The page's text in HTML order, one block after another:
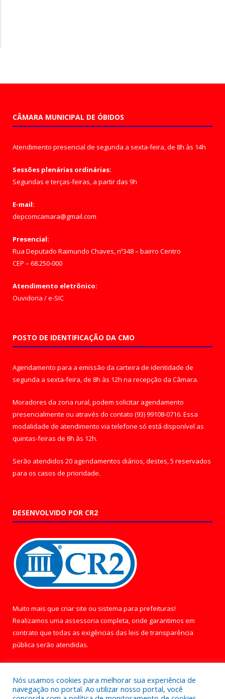
CÂMARA MUNICIPAL DE ÓBIDOS
Atendimento presencial de segunda a sexta-feira, de 8h às 14h
Sessões plenárias ordinárias:
Segundas e terças-feiras, a partir das 9h
E-mail:
depcomcamara@gmail.com
Presencial:
Rua Deputado Raimundo Chaves, nº348 – bairro Centro
CEP – 68.250-000
Atendimento eletrônico:
Ouvidoria /e-SIC
POSTO DE IDENTIFICAÇÃO DA CMO
Agendamento para a emissão da carteira de identidade de
segunda a sexta-feira, de 8h às 12h na recepção da Câmara.
Moradores da zona rural, podem solicitar agendamento
presencialmente ou através do contato (93) 99108-0716. Essa
modalidade de atendimento via telefone só está disponível as
quintas-feiras de 8h às 12h.
Serão atendidos 20 agendamentos diários, destes, 5 reservados
para os casos de prioridade.
DESENVOLVIDO POR CR2
Muito mais que criar site ou sistema para prefeituras!
Realizamos uma assessoria completa, onde garantimos em
contrato que todas as exigências das leis de transparência
pública serão atendidas.
Nós usamos cookies para melhorar sua experiência de
navegação no portal. Ao utilizar nosso portal, você